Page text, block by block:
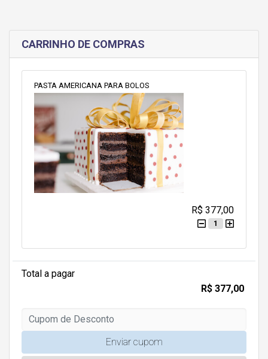
CARRINHO DE COMPRAS
PASTA AMERICANA PARA BOLOS
R$ 377,00
1
Total a pagar
R$ 377,00
Enviar cupom